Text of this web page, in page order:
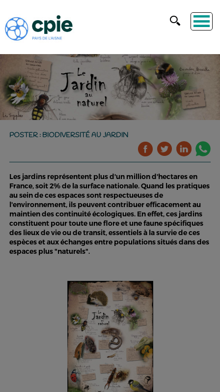
POSTER : BIODIVERSITÉ AU JARDIN
Les jardins représentent plus d'un million d'hectares en
France, soit 2% de la surface nationale. Quand les pratiques
au sein de ces espaces sont respectueuses de
l'environnement, ils peuvent contribuer efficacement au
maintien des continuité écologiques. En effet, ces jardins
constituent pour toute une flore et une faune spécifiques
des lieux de vie ou de transit, essentiels à la survie de ces
espèces et aux échanges entre populations situés dans des
espaces plus "naturels".